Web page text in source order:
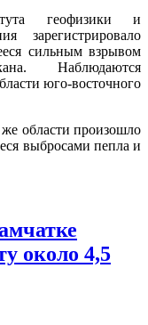
геофизики и
зарегистрировало
сильным взрывом
Наблюдаются
юго-восточного
области произошло
выбросами пепла и
около 4,5